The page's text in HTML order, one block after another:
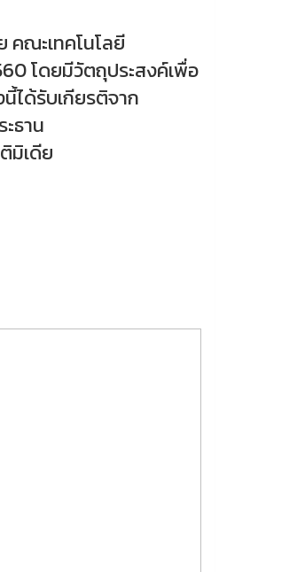
คณะเทคโนโลยี
โดยมีวัตถุประสงค์เพื่อ
ได้รับเกียรติจาก
ธาน
มิเดีย